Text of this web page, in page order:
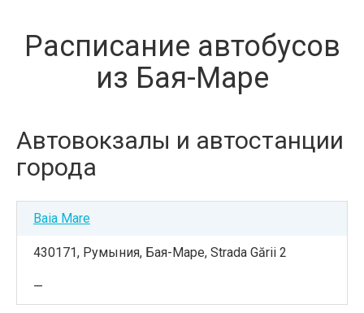
Расписание автобусов
из Бая-Маре
Автовокзалы и автостанции
города
Baia Mare
430171, Румыния, Бая-Маре, Strada Gării 2
—